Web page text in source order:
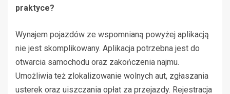
praktyce?
Wynajem pojazdów ze wspomnianą powyżej aplikacją
nie jest skomplikowany. Aplikacja potrzebna jest do
otwarcia samochodu oraz zakończenia najmu.
Umożliwia też zlokalizowanie wolnych aut, zgłaszania
usterek oraz uiszczania opłat za przejazdy. Rejestracja